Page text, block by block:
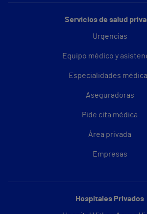
Servicios de salud
Urgencias
Equipo médico y
Especialidades
Aseguradoras
Pide cita médica
Área privada
Empresas
Hospitales Privados